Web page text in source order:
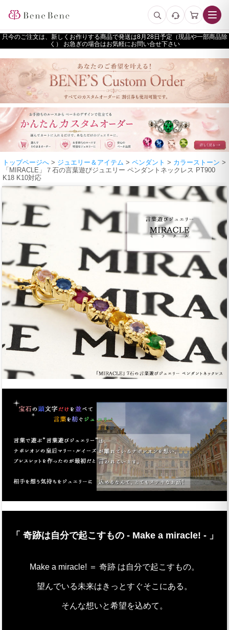
只今のご注文は、新しくお作りする商品で発送は
予定（現品や一部商品除
く） お急ぎの場合はお気軽にお問い合せ下さい
トップページへ > ジュエリー＆アイテム > ペンダント > カラーストーン >
「MIRACLE」７石の言葉遊びジュエリー ペンダントネックレス PT900
K18 K10対応
「 奇跡は自分で起こすもの - Make a miracle! - 」
Make a miracle! ＝ 奇跡 は自分で起こすもの。
望んでいる未来はきっとすぐそこにある。
そんな想いと希望を込めて。